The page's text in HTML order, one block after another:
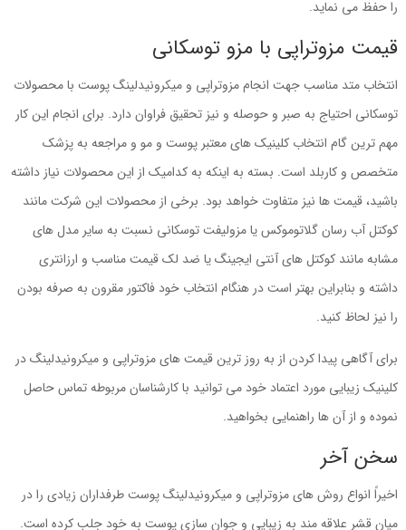
را حفظ می نماید.
قیمت مزوتراپی با مزو توسکانی
انتخاب متد مناسب جهت انجام مزوتراپی و میکرونیدلینگ پوست با محصولات
توسکانی احتیاج به صبر و حوصله و نیز تحقیق فراوان دارد. برای انجام این کار
مهم ترین گام انتخاب کلینیک های معتبر پوست و مو و مراجعه به پزشک
متخصص و کاربلد است. بسته به اینکه به کدامیک از این محصولات نیاز داشته
باشید، قیمت ها نیز متفاوت خواهد بود. برخی از محصولات این شرکت مانند
کوکتل آب رسان گلاتوموکس یا مزولیفت توسکانی نسبت به سایر مدل های
مشابه مانند کوکتل های آنتی ایجینگ یا ضد لک قیمت مناسب و ارزانتری
داشته و بنابراین بهتر است در هنگام انتخاب خود فاکتور مقرون به صرفه بودن
را نیز لحاظ کنید.
برای آگاهی پیدا کردن از به روز ترین قیمت های مزوتراپی و میکرونیدلینگ در
کلینیک زیبایی مورد اعتماد خود می توانید با کارشناسان مربوطه تماس حاصل
نموده و از آن ها راهنمایی بخواهید.
سخن آخر
اخیراً انواع روش های مزوتراپی و میکرونیدلینگ پوست طرفداران زیادی را در
میان قشر علاقه مند به زیبایی و جوان سازی پوست به خود جلب کرده است.